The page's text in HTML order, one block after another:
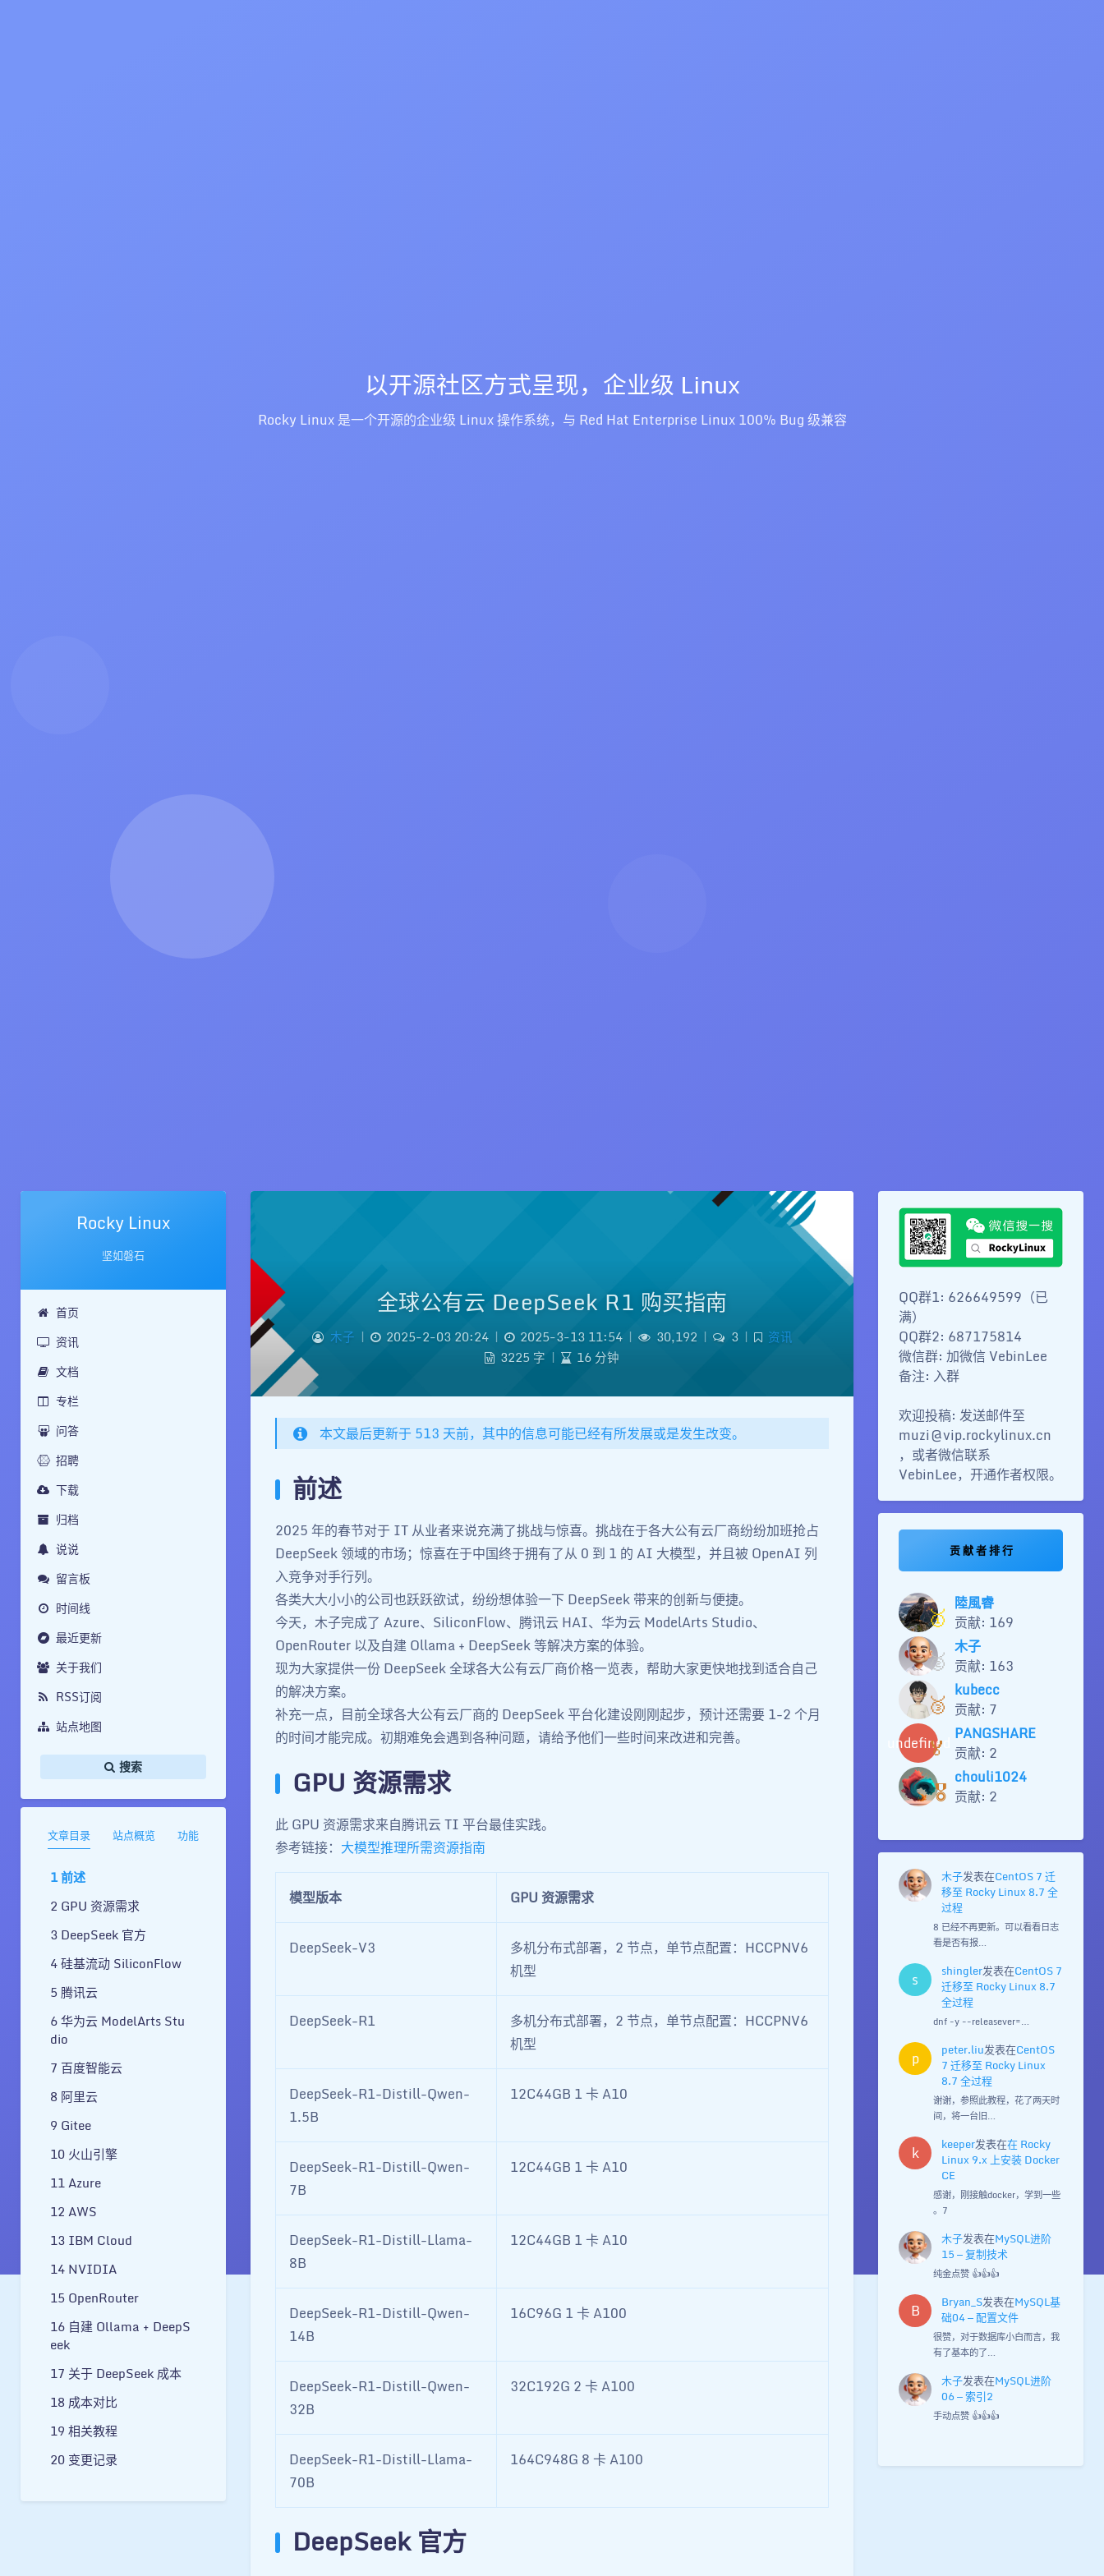
以开源社区方式呈现，企业级 Linux
Rocky Linux 是一个开源的企业级 Linux 操作系统，与 Red Hat Enterprise Linux 100% Bug 级兼容
Rocky Linux
坚如磐石
首页
资讯
文档
专栏
问答
招聘
下载
归档
说说
留言板
时间线
最近更新
关于我们
RSS订阅
站点地图
搜索
文章目录 站点概览 功能
前述
GPU 资源需求
DeepSeek 官方
硅基流动 SiliconFlow
腾讯云
华为云 ModelArts Stu
dio
百度智能云
阿里云
Gitee
火山引擎
Azure
AWS
IBM Cloud
NVIDIA
OpenRouter
自建 Ollama + DeepS
eek
关于 DeepSeek 成本
成本对比
相关教程
变更记录
QQ群1: 626649599（已
满）
QQ群2: 687175814
微信群: 加微信 VebinLee
备注: 入群
欢迎投稿: 发送邮件至
muzi@vip.rockylinux.cn
，或者微信联系
VebinLee，开通作者权限。
贡 献 者 排 行
🥇 陸風睿
贡献: 169
🥈 木子
贡献: 163
🥉 kubecc
贡献: 7
undefined
🏅
PANGSHARE
贡献: 2
🎖️ chouli1024
贡献: 2
木子发表在CentOS 7 迁
移至 Rocky Linux 8.7 全
过程
8 已经不再更新。可以看看日志
看是否有报…
s shingler发表在CentOS 7
迁移至 Rocky Linux 8.7
全过程
dnf -y --releasever=…
p peter.liu发表在CentOS
7 迁移至 Rocky Linux
8.7 全过程
谢谢，参照此教程，花了两天时
间，将一台旧…
k keeper发表在在 Rocky
Linux 9.x 上安装 Docker
CE
感谢，刚接触docker，学到一些
。7
木子发表在MySQL进阶
15 — 复制技术
纯金点赞 👍👍👍
B Bryan_S发表在MySQL基
础04 — 配置文件
很赞，对于数据库小白而言，我
有了基本的了…
木子发表在MySQL进阶
06 — 索引2
手动点赞 👍👍👍
全球公有云 DeepSeek R1 购买指南
木子 | 2025-2-03 20:24 | 2025-3-13 11:54 | 30,192 | 3 |
资讯
3225 字 | 16 分钟
本文最后更新于 513 天前，其中的信息可能已经有所发展或是发生改变。
前述
2025 年的春节对于 IT 从业者来说充满了挑战与惊喜。挑战在于各大公有云厂商纷纷加班抢占
DeepSeek 领域的市场；惊喜在于中国终于拥有了从 0 到 1 的 AI 大模型，并且被 OpenAI 列
入竞争对手行列。
各类大大小小的公司也跃跃欲试，纷纷想体验一下 DeepSeek 带来的创新与便捷。
今天，木子完成了 Azure、SiliconFlow、腾讯云 HAI、华为云 ModelArts Studio、
OpenRouter 以及自建 Ollama + DeepSeek 等解决方案的体验。
现为大家提供一份 DeepSeek 全球各大公有云厂商价格一览表，帮助大家更快地找到适合自己
的解决方案。
补充一点，目前全球各大公有云厂商的 DeepSeek 平台化建设刚刚起步，预计还需要 1-2 个月
的时间才能完成。初期难免会遇到各种问题，请给予他们一些时间来改进和完善。
GPU 资源需求
此 GPU 资源需求来自腾讯云 TI 平台最佳实践。
参考链接： 大模型推理所需资源指南
模型版本 GPU 资源需求
DeepSeek-V3
多机分布式部署，2 节点，单节点配置：HCCPNV6
机型
DeepSeek-R1
多机分布式部署，2 节点，单节点配置：HCCPNV6
机型
DeepSeek-R1-Distill-Qwen-
1.5B
12C44GB 1 卡 A10
DeepSeek-R1-Distill-Qwen-
7B
12C44GB 1 卡 A10
DeepSeek-R1-Distill-Llama-
8B
12C44GB 1 卡 A10
DeepSeek-R1-Distill-Qwen-
14B
16C96G 1 卡 A100
DeepSeek-R1-Distill-Qwen-
32B
32C192G 2 卡 A100
DeepSeek-R1-Distill-Llama-
70B
164C948G 8 卡 A100
DeepSeek 官方